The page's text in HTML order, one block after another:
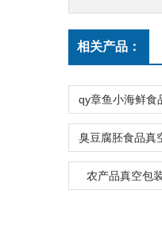
相关产品：
农产品真空包